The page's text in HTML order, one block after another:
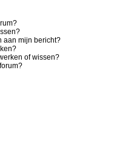
aan mijn bericht?
of wissen?